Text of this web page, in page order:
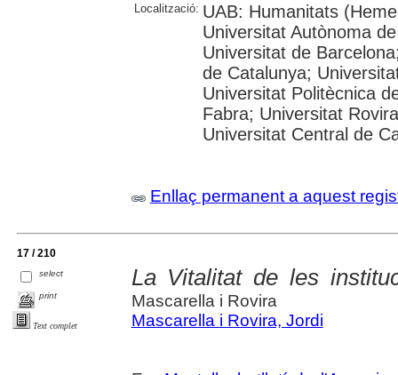
Localització: UAB: Humanitats
Universitat Autònoma
Universitat de
de Catalunya;
Universitat Politècnica
Fabra; Universitat
Universitat Central de
Enllaç permanent a aquest
17 / 210
select
print
Text complet
La Vitalitat de les
Mascarella i Rovira
Mascarella i Rovira, Jordi